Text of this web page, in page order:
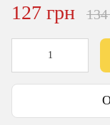
127 грн